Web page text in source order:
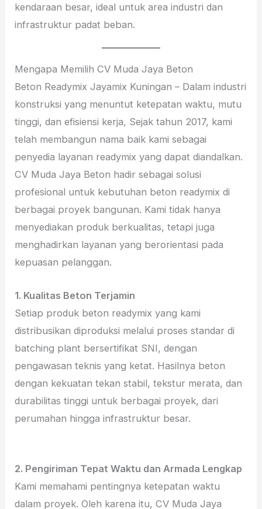
kendaraan besar, ideal untuk area industri dan
infrastruktur padat beban.
Mengapa Memilih CV Muda Jaya Beton
Beton Readymix Jayamix Kuningan – Dalam industri
konstruksi yang menuntut ketepatan waktu, mutu
tinggi, dan efisiensi kerja, Sejak tahun 2017, kami
telah membangun nama baik kami sebagai
penyedia layanan readymix yang dapat diandalkan.
CV Muda Jaya Beton hadir sebagai solusi
profesional untuk kebutuhan beton readymix di
berbagai proyek bangunan. Kami tidak hanya
menyediakan produk berkualitas, tetapi juga
menghadirkan layanan yang berorientasi pada
kepuasan pelanggan.
1. Kualitas Beton Terjamin
Setiap produk beton readymix yang kami
distribusikan diproduksi melalui proses standar di
batching plant bersertifikat SNI, dengan
pengawasan teknis yang ketat. Hasilnya beton
dengan kekuatan tekan stabil, tekstur merata, dan
durabilitas tinggi untuk berbagai proyek, dari
perumahan hingga infrastruktur besar.
2. Pengiriman Tepat Waktu dan Armada Lengkap
Kami memahami pentingnya ketepatan waktu
dalam proyek. Oleh karena itu, CV Muda Jaya